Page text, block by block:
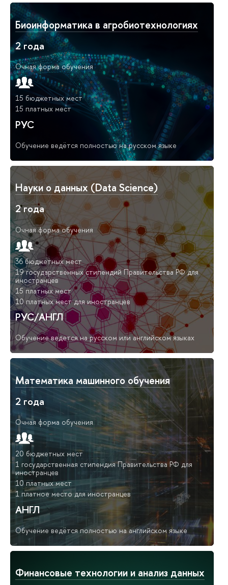
Биоинформатика в агробиотехнологиях
2 года
Очная форма обучения
15 бюджетных мест
15 платных мест
РУС
Обучение ведётся полностью на русском языке
Науки о данных (Data Science)
2 года
Очная форма обучения
36 бюджетных мест
19 государственных стипендий Правительства РФ для
иностранцев
15 платных мест
10 платных мест для иностранцев
РУС/АНГЛ
Обучение ведется на русском или английском языках
Математика машинного обучения
2 года
Очная форма обучения
20 бюджетных мест
1 государственная стипендия Правительства РФ для
иностранцев
10 платных мест
1 платное место для иностранцев
АНГЛ
Обучение ведётся полностью на английском языке
Финансовые технологии и анализ данных